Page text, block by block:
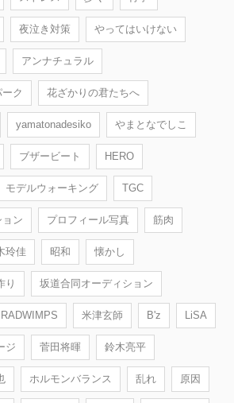
夜泣き対策 やってはいけない
アンナチュラル
ク 花ざかりの君たちへ
yamatonadesiko やまとなでしこ
ブザービート HERO
モデルウォーキング TGC
ン プロフィール写真 筋肉
玲佳 昭和 懐かし
り 坂道合同オーディション
RADWIMPS 米津玄師 B'z LiSA
ジ 菅田将暉 鈴木亮平
ホルモンバランス 乱れ 原因